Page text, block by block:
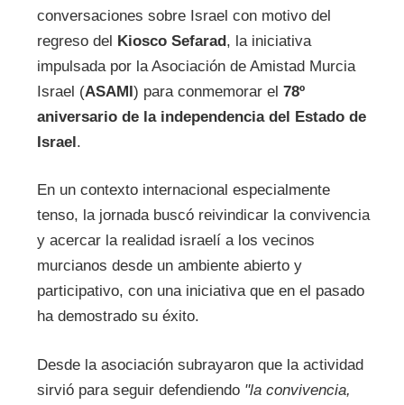
conversaciones sobre Israel con motivo del
regreso del Kiosco Sefarad, la iniciativa
impulsada por la Asociación de Amistad Murcia
Israel (ASAMI) para conmemorar el 78º
aniversario de la independencia del Estado de
Israel.
En un contexto internacional especialmente
tenso, la jornada buscó reivindicar la convivencia
y acercar la realidad israelí a los vecinos
murcianos desde un ambiente abierto y
participativo, con una iniciativa que en el pasado
ha demostrado su éxito.
Desde la asociación subrayaron que la actividad
sirvió para seguir defendiendo "la convivencia,